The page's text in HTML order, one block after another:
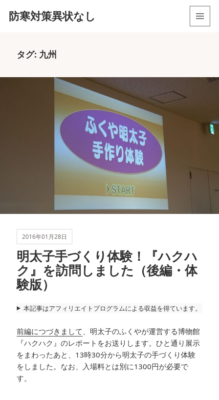
防寒対策異状なし
タグ: 九州
2016年01月28日
明太子手づくり体験！『ハクハ
ク』を訪問しました（後編・体
験版）
本記事はアフィリエイトプログラムによる収益を得ています。
前編につづきまして
、明太子のふくやが運営する博物館
『ハクハク』のレポートをお送りします。ひと通り展示
をまわったあと、13時30分から明太子の手づくり体験
をしました。なお、入場料とは別に1300円が必要で
す。